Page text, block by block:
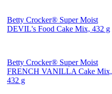
Betty Crocker® Super Moist
DEVIL's Food Cake Mix, 432 g
Betty Crocker® Super Moist
FRENCH VANILLA Cake Mix,
432 g